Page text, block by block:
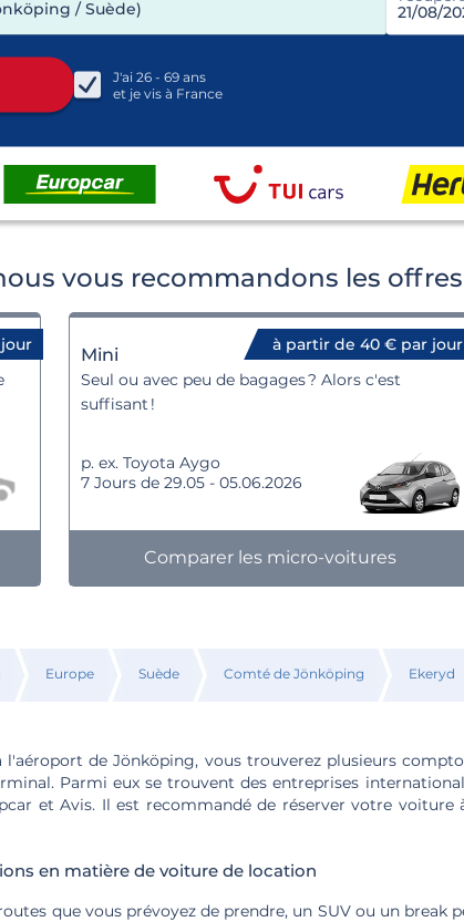
/ Suède)
J'ai 26 - 69 ans
et je vis à France
vous recommandons les
à partir de 40 € par jour
Mini
Seul ou avec peu de bagages ? Alors c'est
suffisant !
p. ex. Toyota Aygo
7 Jours de 29.05 - 05.06.2026
Comparer les micro-voitures
Europe Suède Comté de Jönköping Ekeryd
l'aéroport de Jönköping, vous trouverez plusieurs
Parmi eux se trouvent des entreprises
et Avis. Il est recommandé de réserver votre voiture
en matière de voiture de location
que vous prévoyez de prendre, un SUV ou un break